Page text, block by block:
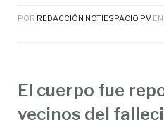
POR REDACCIÓN NOTIESPACIO PV EN
El cuerpo fue
vecinos del